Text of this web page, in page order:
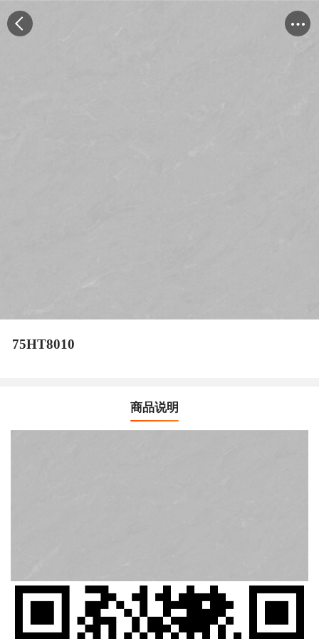
75HT8010
商品说明